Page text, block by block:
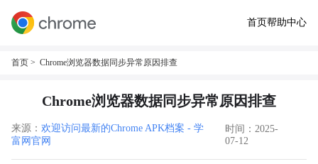
首页帮助中心
首页 > Chrome浏览器数据同步异常原因排查
Chrome浏览器数据同步异常原因排查
来源： 欢迎访问最新的Chrome APK档案 - 学
富网官网
时间：2025-
07-12